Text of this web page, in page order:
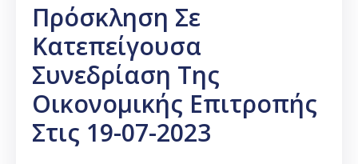
Πρόσκληση Σε
Κατεπείγουσα
Συνεδρίαση Της
Οικονομικής Επιτροπής
Στις 19-07-2023